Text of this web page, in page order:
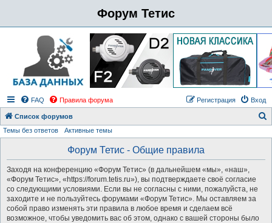
Форум Тетис
FAQ Правила форума Вход
Регистрация
Список форумов
Темы без ответов Активные темы
Форум Тетис - Общие правила
Заходя на конференцию «Форум Тетис» (в дальнейшем «мы», «наш»,
«Форум Тетис», «https://forum.tetis.ru»), вы подтверждаете своё согласие
со следующими условиями. Если вы не согласны с ними, пожалуйста, не
заходите и не пользуйтесь форумами «Форум Тетис». Мы оставляем за
собой право изменять эти правила в любое время и сделаем всё
возможное, чтобы уведомить вас об этом, однако с вашей стороны было